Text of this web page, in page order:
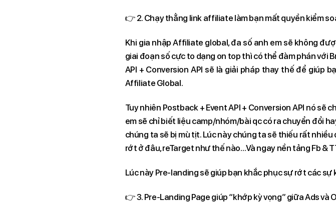
👉 2. Chạy thẳng link affiliate làm bạn mất quyền kiểm
Khi gia nhập Affiliate global, đa số anh em sẽ không
giai đoạn số cực to dạng on top thì có thể đàm phán với
API + Conversion API sẽ là giải pháp thay thế để giúp
Affiliate Global.
Tuy nhiên Postback + Event API + Conversion API nó
em sẽ chỉ biết liệu camp/nhóm/bài qc có ra chuyển đổi
chúng ta sẽ bị mù tịt. Lúc này chúng ta sẽ thiếu rất
rớt ở đâu, reTarget như thế nào…Và ngay nền tảng Fb &
Lúc này Pre-landing sẽ giúp bạn khắc phục sự rớt các sự
👉 3. Pre-Landing Page giúp “khớp kỳ vọng” giữa Ads và